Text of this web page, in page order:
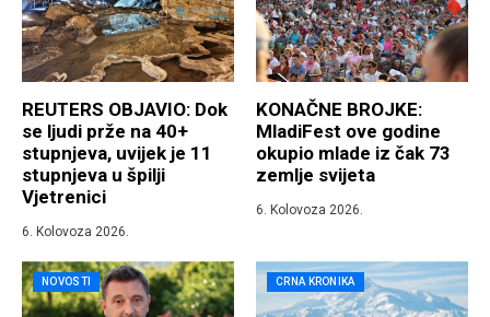
REUTERS OBJAVIO: Dok
se ljudi prže na 40+
stupnjeva, uvijek je 11
stupnjeva u špilji
Vjetrenici
6. Kolovoza 2026.
KONAČNE BROJKE:
MladiFest ove godine
okupio mlade iz čak 73
zemlje svijeta
6. Kolovoza 2026.
NOVOSTI CRNA KRONIKA